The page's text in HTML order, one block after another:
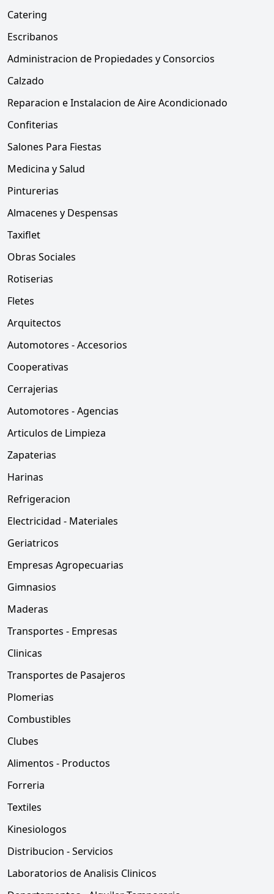
Catering
Escribanos
Administracion de Propiedades y Consorcios
Calzado
Reparacion e Instalacion de Aire Acondicionado
Confiterias
Salones Para Fiestas
Medicina y Salud
Pinturerias
Almacenes y Despensas
Taxiflet
Obras Sociales
Rotiserias
Fletes
Arquitectos
Automotores - Accesorios
Cooperativas
Cerrajerias
Automotores - Agencias
Articulos de Limpieza
Zapaterias
Harinas
Refrigeracion
Electricidad - Materiales
Geriatricos
Empresas Agropecuarias
Gimnasios
Maderas
Transportes - Empresas
Clinicas
Transportes de Pasajeros
Plomerias
Combustibles
Clubes
Alimentos - Productos
Forreria
Textiles
Kinesiologos
Distribucion - Servicios
Laboratorios de Analisis Clinicos